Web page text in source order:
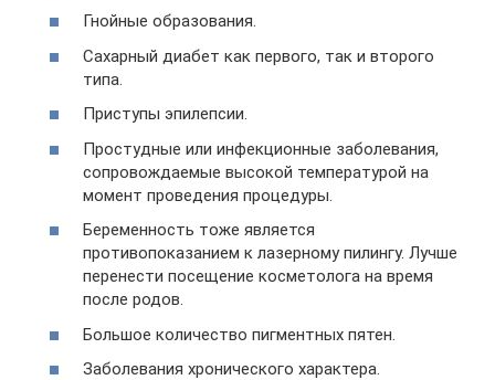
Гнойные образования.
Сахарный диабет как первого, так и второго
типа.
Приступы эпилепсии.
Простудные или инфекционные заболевания,
сопровождаемые высокой температурой на
момент проведения процедуры.
Беременность тоже является
противопоказанием к лазерному пилингу. Лучше
перенести посещение косметолога на время
после родов.
Большое количество пигментных пятен.
Заболевания хронического характера.